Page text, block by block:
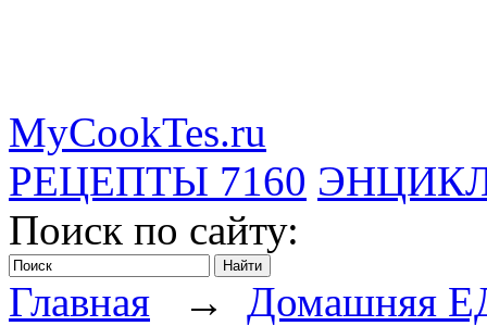
MyCookTes.ru
РЕЦЕПТЫ 7160
Поиск по сайту:
Главная → Домашняя